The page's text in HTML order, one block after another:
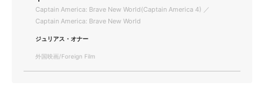
Captain America: Brave New World(Captain America 4) ／
Captain America: Brave New World
ジュリアス・オナー
外国映画/Foreign Film